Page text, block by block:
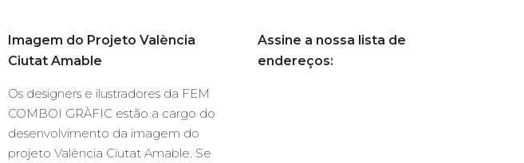
Imagem do Projeto València
Ciutat Amable
Os designers e ilustradores da FEM
COMBOI GRÀFIC estão a cargo do
desenvolvimento da imagem do
projeto València Ciutat Amable. Se
Assine a nossa lista de
endereços: